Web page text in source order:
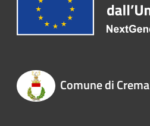
Comune di Crema